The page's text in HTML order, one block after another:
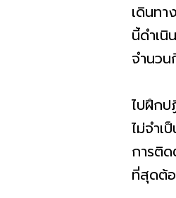
เดินท
นี้ดำเ
จำนวน
“เชื่
ไปฝึก
ไม่จำเ
การติด
ที่สุดต้